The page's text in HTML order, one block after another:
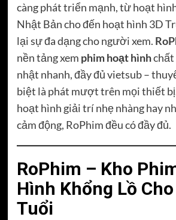
càng phát triển mạnh, từ hoạt
Nhật Bản cho đến hoạt hình 3D
lại sự đa dạng cho người xem.
nền tảng xem phim hoạt hìnhchất
nhật nhanh, đầy đủ vietsub –
biệt là phát mượt trên mọi thiết
hoạt hình giải trí nhẹ nhàng hay
cảm động, RoPhim đều có đầy đủ.
RoPhim – Kho
Hình Khổng Lồ
Tuổi